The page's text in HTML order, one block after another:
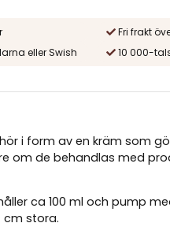
Fri frakt
eller Swish
10 000-
i form av en kräm som
om de behandlas med
ca 100 ml och pump
cm stora.